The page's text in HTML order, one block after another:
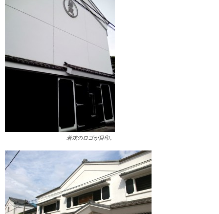
若戎のロゴが目印。